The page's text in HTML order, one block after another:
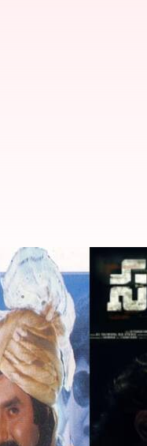
సినిమాలను
12:02 pm
సినిమాలు
సినిమాల్లో
టైటిల్స్
సినిమాలను గుర్తు